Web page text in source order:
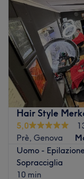
Hair Style
5,0
Prè, Genova
Uomo -
Sopracciglia
10 min